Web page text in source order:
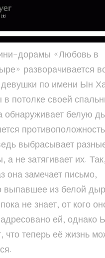
дорамы «Любовь в
разворачивается
по имени Ын
потолке своей
обнаруживает белую
выбрасывает
а не затягивает их. Так,
она замечает письмо,
выпавшее из белой
не знает, от кого
ей, однако
что теперь её жизнь